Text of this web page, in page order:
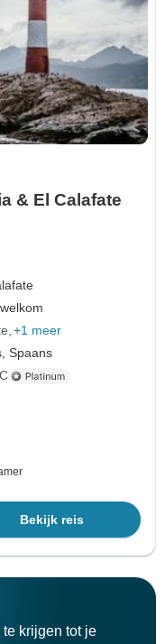
& El Calafate
+1 meer
Spaans
Bekijk reis
krijgen tot je